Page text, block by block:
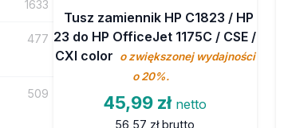
1633
477
509
Tusz zamiennik HP C1823 / HP
23 do HP OfficeJet 1175C / CSE /
CXI color
o zwiększonej wydajności
o 20%.
45,99 zł netto
56,57 zł brutto